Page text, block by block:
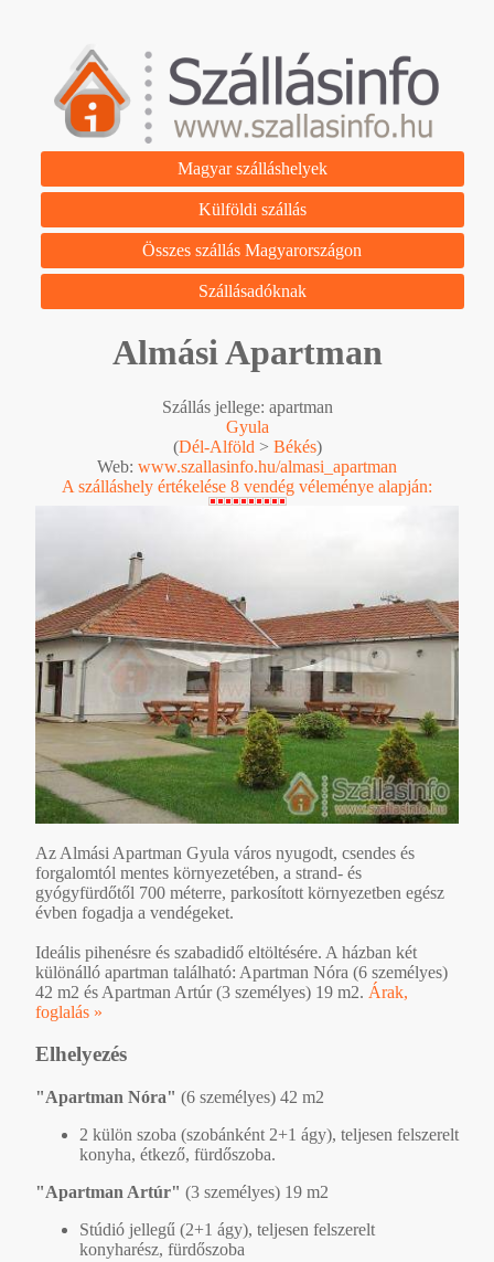
Magyar szálláshelyek
Külföldi szállás
Összes szállás Magyarországon
Szállásadóknak
Almási Apartman
Szállás jellege: apartman
Gyula
(Dél-Alföld > Békés)
Web: www.szallasinfo.hu/almasi_apartman
A szálláshely értékelése 8 vendég véleménye alapján:
Az Almási Apartman Gyula város nyugodt, csendes és
forgalomtól mentes környezetében, a strand- és
gyógyfürdőtől 700 méterre, parkosított környezetben egész
évben fogadja a vendégeket.
Ideális pihenésre és szabadidő eltöltésére. A házban két
különálló apartman található: Apartman Nóra (6 személyes)
42 m2 és Apartman Artúr (3 személyes) 19 m2. Árak,
foglalás »
Elhelyezés
"Apartman Nóra" (6 személyes) 42 m2
2 külön szoba (szobánként 2+1 ágy), teljesen felszerelt
konyha, étkező, fürdőszoba.
"Apartman Artúr" (3 személyes) 19 m2
Stúdió jellegű (2+1 ágy), teljesen felszerelt
konyharész, fürdőszoba